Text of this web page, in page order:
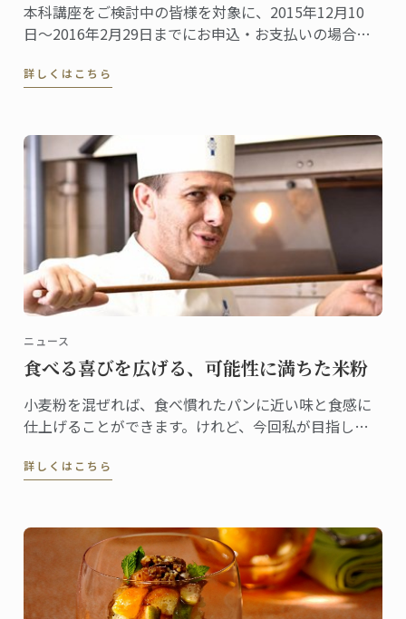
本科講座をご検討中の皆様を対象に、2015年12月10
日〜2016年2月29日までにお申込・お支払いの場合に
受付致します。
詳しくはこちら
ニュース
食べる喜びを広げる、可能性に満ちた米粉
小麦粉を混ぜれば、食べ慣れたパンに近い味と食感に
仕上げることができます。けれど、今回私が目指した
に“笑顔を届けるパン”。ですから、“米粉100％”にこだ
詳しくはこちら